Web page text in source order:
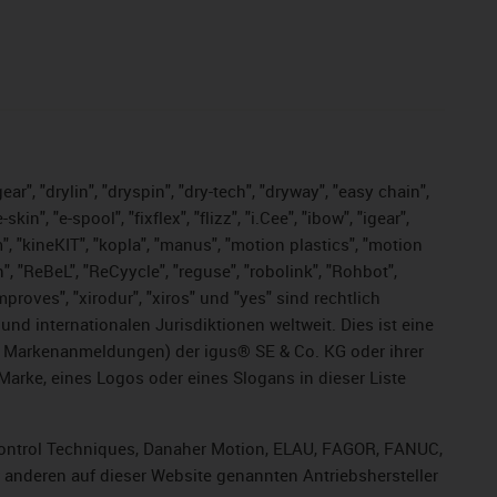
"drylin", "dryspin", "dry-tech", "dryway", "easy chain",
"e-spool", "fixflex", "flizz", "i.Cee", "ibow", "igear",
"kineKIT", "kopla", "manus", "motion plastics", "motion
"ReCyycle", "reguse", "robolink", "Rohbot",
"xirodur", "xiros" und "yes" sind rechtlich
internationalen Jurisdiktionen weltweit. Dies ist eine
der igus® SE & Co. KG oder ihrer
eines Logos oder eines Slogans in dieser Liste
Techniques, Danaher Motion, ELAU, FAGOR, FANUC,
anderen auf dieser Website genannten Antriebshersteller